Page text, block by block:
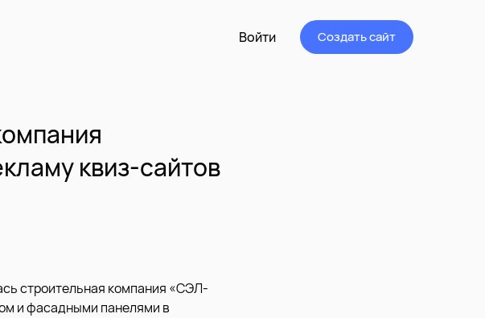
Войти Создать сайт
квиз-сайтов
строительная компания «СЭЛ-
и фасадными панелями в